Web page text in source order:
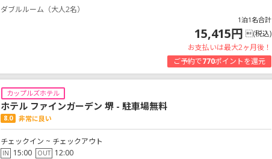
ダブルルーム（大人2名）
1泊1名合計
15,415円 (税込)
お支払いは最大2ヶ月後！
ご予約で770ポイントを還元
カップルズホテル
ホテル ファインガーデン 堺 - 駐車場無料
8.0 非常に良い
チェックイン ~ チェックアウト
IN 15:00 OUT 12:00